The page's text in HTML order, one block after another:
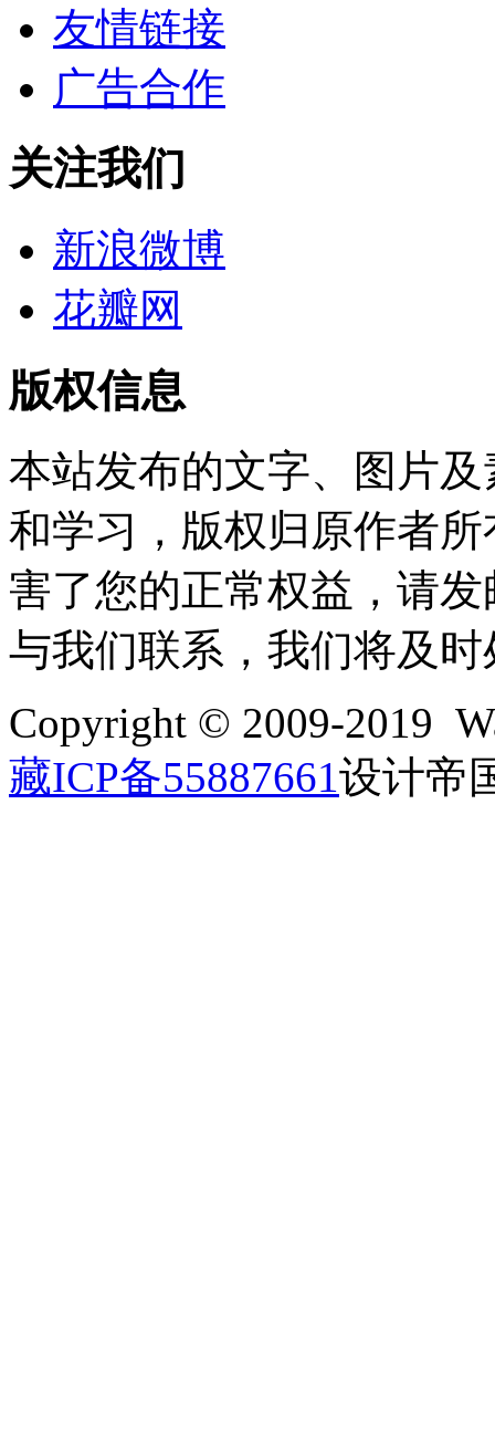
友情链接
广告合作
关注我们
新浪微博
花瓣网
版权信息
本站发布的文字、图片
和学习，版权归原作者
害了您的正常权益，请发
与我们联系，我们将及时
Copyright © 2009-2019
藏ICP备55887661设计帝